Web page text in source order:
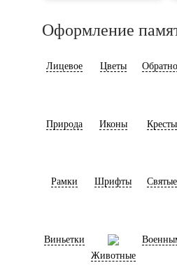
Оформление
Лицевое Цветы
Природа Иконы Кресты
Рамки Шрифты Святые
Виньетки
Животные